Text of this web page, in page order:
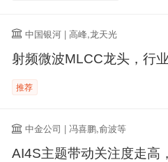
中国银河 | 高峰,龙天光
射频微波MLCC龙头，行
推荐
中金公司 | 冯喜鹏,俞波等
AI4S主题带动关注度走高